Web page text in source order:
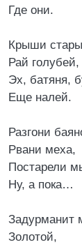
Где они.
Крыши
Рай голубей,
Эх, батяня,
Еще налей.
Разгони
Рвани меха,
Постарели
Ну, а пока…
Задурманит
Золотой,